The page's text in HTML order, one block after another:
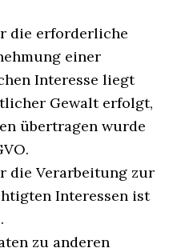
die erforderliche
einer
Interesse liegt
Gewalt erfolgt,
übertragen wurde
die Verarbeitung zur
Interessen ist
zu anderen